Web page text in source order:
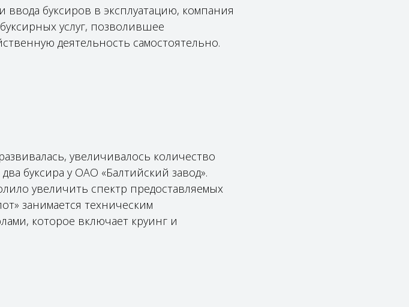
буксиров в эксплуатацию, компания
услуг, позволившее
деятельность самостоятельно.
увеличивалось количество
буксира у ОАО «Балтийский завод».
увеличить спектр предоставляемых
занимается техническим
которое включает круинг и